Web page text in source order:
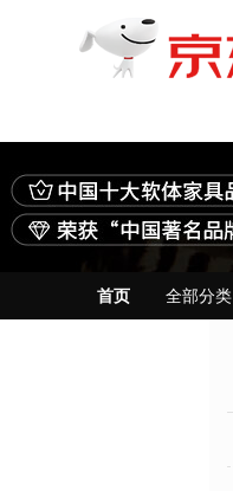
首页 全部分类